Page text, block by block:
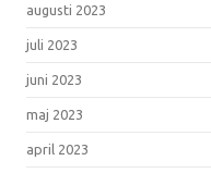
augusti 2023
juli 2023
juni 2023
maj 2023
april 2023